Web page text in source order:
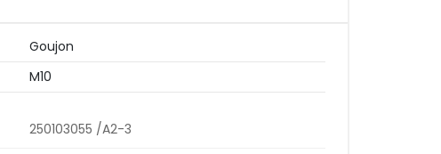
Goujon
M10
250103055 /A2-3